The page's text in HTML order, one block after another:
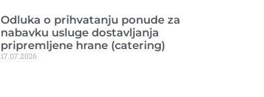
Odluka o prihvatanju ponude za
nabavku usluge dostavljanja
pripremljene hrane (catering)
17.07.2026